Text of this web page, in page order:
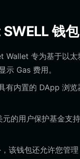
钱包
Wallet 专为基于以太
示 Gas 费用。
有内置的 DApp 浏
的用户保护基金支
该钱包还允许您管